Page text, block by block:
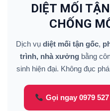
DIỆT MỐI
CHỐNG
Dịch vụ diệt mối tận gốc,
trình, nhà xưởngbằng
sinh hiện đại. Không đục
Gọi ngay 0979 527